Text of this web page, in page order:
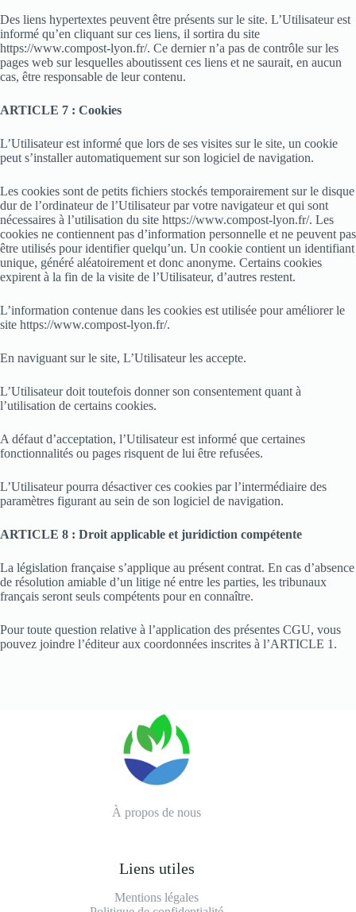
Des liens hypertextes peuvent être présents sur le site. L’Utilisateur est
informé qu’en cliquant sur ces liens, il sortira du site
https://www.compost-lyon.fr/. Ce dernier n’a pas de contrôle sur les
pages web sur lesquelles aboutissent ces liens et ne saurait, en aucun
cas, être responsable de leur contenu.
ARTICLE 7 : Cookies
L’Utilisateur est informé que lors de ses visites sur le site, un cookie
peut s’installer automatiquement sur son logiciel de navigation.
Les cookies sont de petits fichiers stockés temporairement sur le disque
dur de l’ordinateur de l’Utilisateur par votre navigateur et qui sont
nécessaires à l’utilisation du site https://www.compost-lyon.fr/. Les
cookies ne contiennent pas d’information personnelle et ne peuvent pas
être utilisés pour identifier quelqu’un. Un cookie contient un identifiant
unique, généré aléatoirement et donc anonyme. Certains cookies
expirent à la fin de la visite de l’Utilisateur, d’autres restent.
L’information contenue dans les cookies est utilisée pour améliorer le
site https://www.compost-lyon.fr/.
En naviguant sur le site, L’Utilisateur les accepte.
L’Utilisateur doit toutefois donner son consentement quant à
l’utilisation de certains cookies.
A défaut d’acceptation, l’Utilisateur est informé que certaines
fonctionnalités ou pages risquent de lui être refusées.
L’Utilisateur pourra désactiver ces cookies par l’intermédiaire des
paramètres figurant au sein de son logiciel de navigation.
ARTICLE 8 : Droit applicable et juridiction compétente
La législation française s’applique au présent contrat. En cas d’absence
de résolution amiable d’un litige né entre les parties, les tribunaux
français seront seuls compétents pour en connaître.
Pour toute question relative à l’application des présentes CGU, vous
pouvez joindre l’éditeur aux coordonnées inscrites à l’ARTICLE 1.
À propos de nous
Liens utiles
Mentions légales